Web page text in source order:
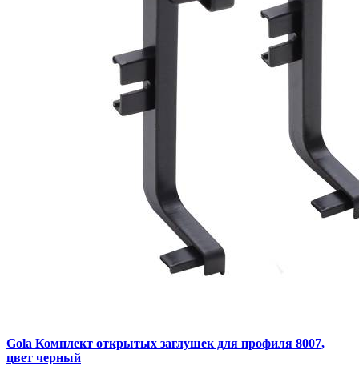
Gola Комплект открытых заглушек для профиля 8007,
цвет черный